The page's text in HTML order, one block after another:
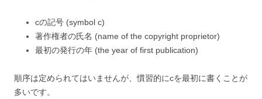
cの記号 (symbol c)
著作権者の氏名 (name of the copyright proprietor)
最初の発行の年 (the year of first publication)
順序は定められてはいませんが、慣習的にcを最初に書くことが
多いです。